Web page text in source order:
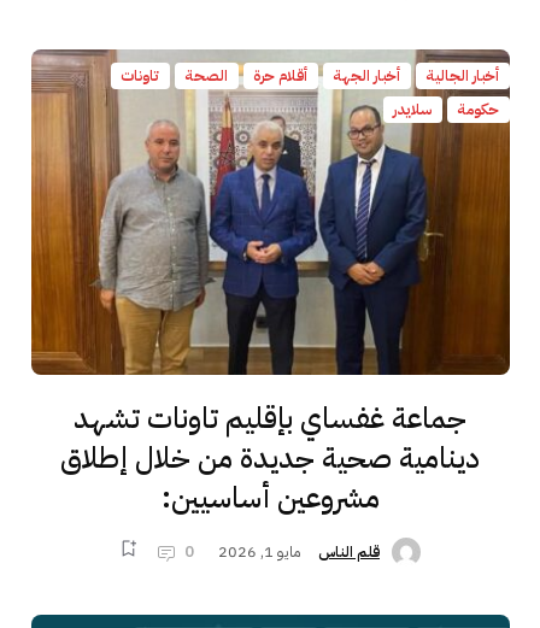
أخبار الجالية أخبار الجهة أقلام حرة الصحة
تاونات
حكومة
سلايدر
جماعة غفساي بإقليم تاونات تشهد
دينامية صحية جديدة من خلال إطلاق
مشروعين أساسيين:
قلم الناس مايو 1, 2026 0